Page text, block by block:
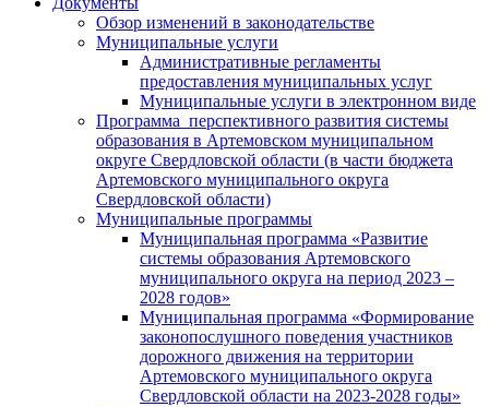
Обзор изменений в законодательстве
Муниципальные услуги
Административные регламенты
предоставления муниципальных услуг
Муниципальные услуги в электронном виде
Программа перспективного развития системы
образования в Артемовском муниципальном
округе Свердловской области (в части бюджета
Артемовского муниципального округа
Свердловской области)
Муниципальные программы
Муниципальная программа «Развитие
системы образования Артемовского
муниципального округа на период 2023 –
2028 годов»
Муниципальная программа «Формирование
законопослушного поведения участников
дорожного движения на территории
Артемовского муниципального округа
Свердловской области на 2023-2028 годы»